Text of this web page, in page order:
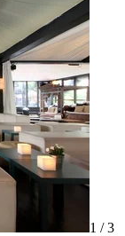
1 /3